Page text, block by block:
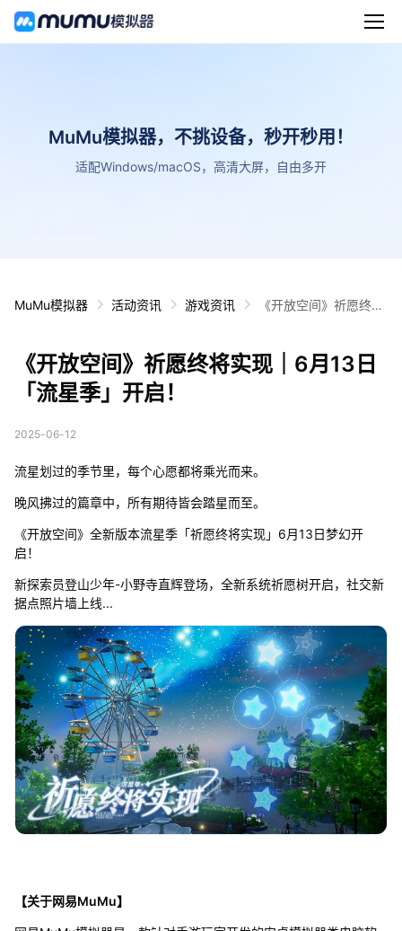
MuMu模拟器，不挑设备，秒开秒用！
适配Windows/macOS，高清大屏，自由多开
MuMu模拟器 活动资讯 游戏资讯
《开放空间》祈愿终将
《开放空间》祈愿终将实现｜6月13日
「流星季」开启！
2025-06-12
流星划过的季节里，每个心愿都将乘光而来。
晚风拂过的篇章中，所有期待皆会踏星而至。
《开放空间》全新版本流星季「祈愿终将实现」6月13日梦幻开
启！
新探索员登山少年-小野寺直辉登场，全新系统祈愿树开启，社交新
据点照片墙上线...
【关于网易MuMu】